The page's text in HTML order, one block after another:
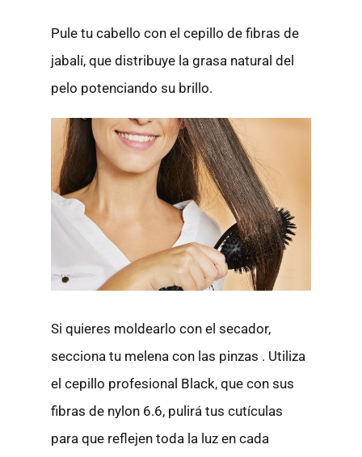
Pule tu cabello con el cepillo de fibras de
jabalí, que distribuye la grasa natural del
pelo potenciando su brillo.
Si quieres moldearlo con el secador,
secciona tu melena con las pinzas . Utiliza
el cepillo profesional Black, que con sus
fibras de nylon 6.6, pulirá tus cutículas
para que reflejen toda la luz en cada